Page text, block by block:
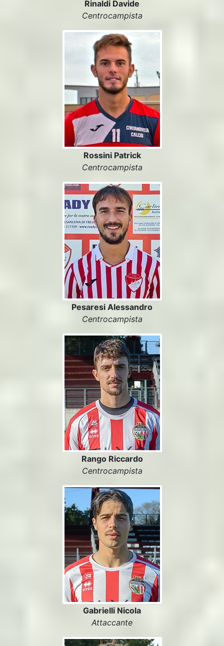
Rinaldi Davide
Centrocampista
Rossini Patrick
Centrocampista
Pesaresi Alessandro
Centrocampista
Rango Riccardo
Centrocampista
Gabrielli Nicola
Attaccante